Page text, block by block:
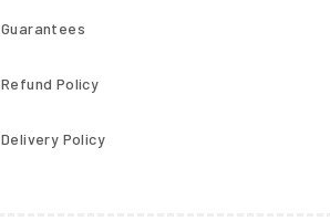
Guarantees
Refund Policy
Delivery Policy